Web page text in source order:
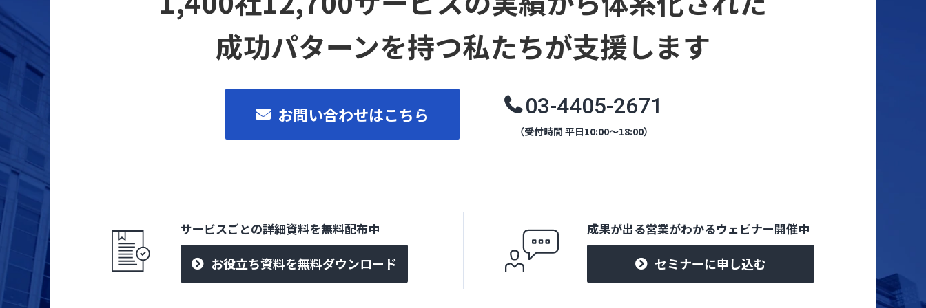
成功パターンを持つ私たちが支援します
お問い合わせはこちら 03-4405-2671
（受付時間 平日10:00～18:00）
サービスごとの詳細資料を無料配布中
お役立ち資料を無料ダウンロード
成果が出る営業がわかるウェビナー開催中
セミナーに申し込む